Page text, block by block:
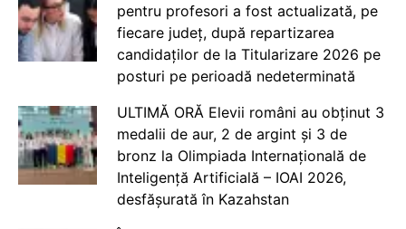
pentru profesori a fost actualizată, pe
fiecare județ, după repartizarea
candidaților de la Titularizare 2026 pe
posturi pe perioadă nedeterminată
ULTIMĂ ORĂ Elevii români au obținut 3
medalii de aur, 2 de argint și 3 de
bronz la Olimpiada Internațională de
Inteligență Artificială – IOAI 2026,
desfășurată în Kazahstan